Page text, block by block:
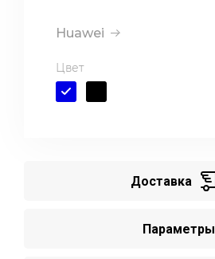
Huawei
Цвет
Доставка
Параметры